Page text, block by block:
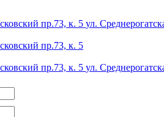
пр.73, к. 5 ул.
пр.73, к. 5
пр.73, к. 5 ул.